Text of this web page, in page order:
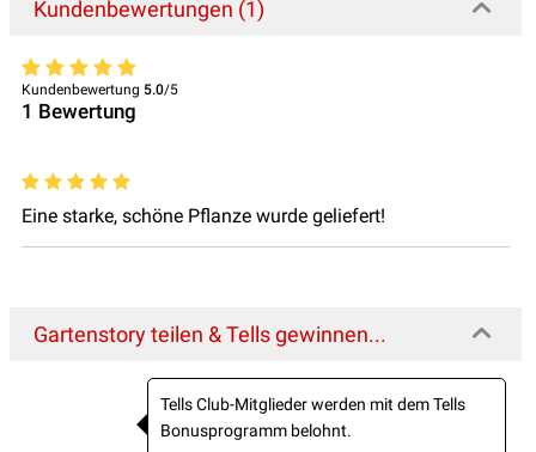
Kundenbewertungen (1)
Kundenbewertung 5.0/5
1 Bewertung
Eine starke, schöne Pflanze wurde geliefert!
Gartenstory teilen & Tells gewinnen...
Tells Club-Mitglieder werden mit dem Tells
Bonusprogramm belohnt.